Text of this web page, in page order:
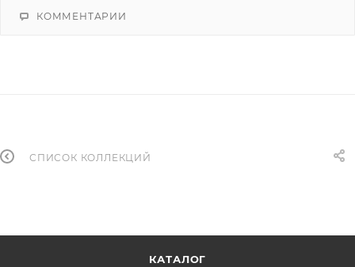
КОММЕНТАРИИ
СПИСОК КОЛЛЕКЦИЙ
КАТАЛОГ